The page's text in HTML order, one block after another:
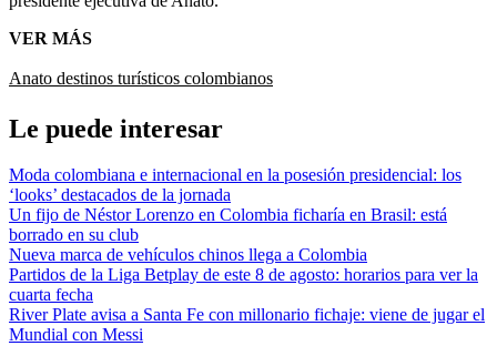
VER MÁS
Anato destinos turísticos colombianos
Le puede interesar
Moda colombiana e internacional en la posesión presidencial: los
‘looks’ destacados de la jornada
Un fijo de Néstor Lorenzo en Colombia ficharía en Brasil: está
borrado en su club
Nueva marca de vehículos chinos llega a Colombia
Partidos de la Liga Betplay de este 8 de agosto: horarios para ver la
cuarta fecha
River Plate avisa a Santa Fe con millonario fichaje: viene de jugar el
Mundial con Messi